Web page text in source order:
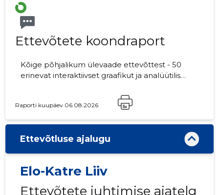
Ettevõtete koondraport
Kõige põhjalikum ülevaade ettevõttest - 50
erinevat interaktiivset graafikut ja analüütilist
Raporti kuupäev 06.08.2026
Ettevõtluse ajalugu
Elo-Katre Liiv
Ettevõtete juhtimise ajatelg